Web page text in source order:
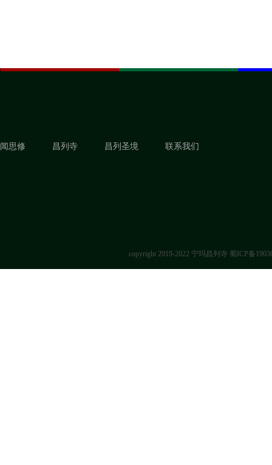
闻思修 昌列寺 昌列圣境 联系我们
copyright 2019-2022 宁玛昌列寺 蜀ICP备